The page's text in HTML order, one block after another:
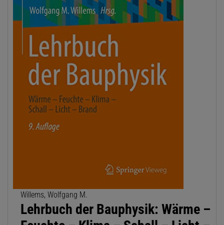
Willems, Wolfgang M.
Lehrbuch der Bauphysik: Wärme –